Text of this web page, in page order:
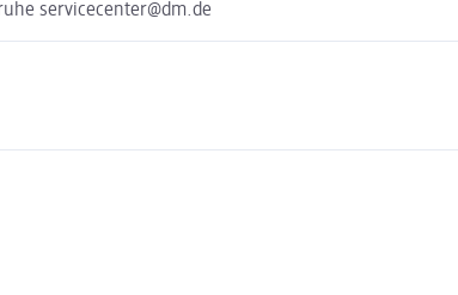
servicecenter@dm.de